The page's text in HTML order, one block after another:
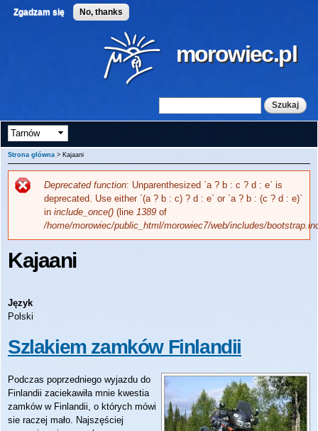
Zgadzam się No, thanksPrzejdź
do
treści
morowiec.pl
Formularz wyszukiwania
Strona główna > Kajaani
Komunikat o błędzie
Deprecated function: Unparenthesized `a ? b : c ? d : e` is
deprecated. Use either `(a ? b : c) ? d : e` or `a ? b : (c ? d : e)`
in include_once() (line 1389 of
/home/morowiec/public_html/morowiec7/web/includes/
Kajaani
Język
Polski
Szlakiem zamków Finlandii
Podczas poprzedniego wyjazdu do
Finlandii zaciekawiła mnie kwestia
zamków w Finlandii, o których mówi
sie raczej mało. Najszęściej